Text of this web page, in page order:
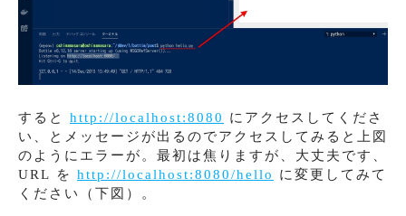
すると http://localhost:8080
にアクセスしてくださ
い、とメッセージが出るのでアクセスしてみると上図
のようにエラーが。最初は焦りますが、大丈夫です、
URL を http://localhost:8080/hello
に変更してみて
ください（下図）。